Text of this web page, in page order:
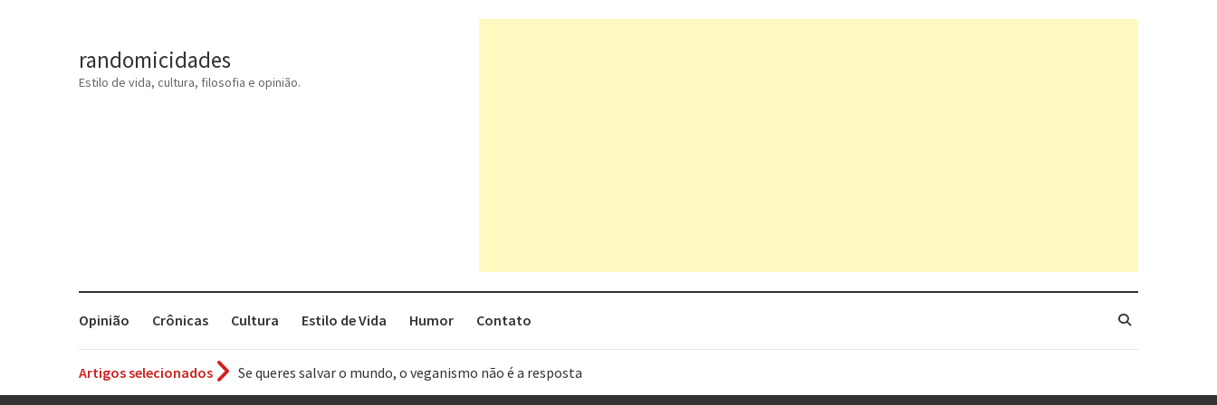
randomicidades
Estilo de vida, cultura, filosofia e opinião.
Opinião Crônicas Cultura Estilo de Vida Humor Contato
Artigos selecionados
Se queres salvar o mundo, o veganismo não é a resposta